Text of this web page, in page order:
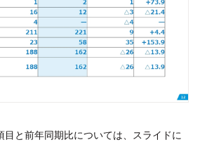
目と前年同期比については、スライドに